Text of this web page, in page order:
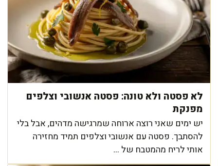
לא פסטה ולא טונה: פסטה אנשובי וצלפים
מפנקת
יש ימים שאני רוצה ארוחה שמרגישה מדהים, אבל בלי
להסתבך. פסטה עם אנשובי וצלפים תמיד מחזירה
אותי לריח מהמטבח של ...